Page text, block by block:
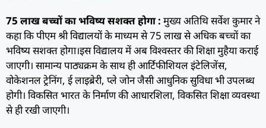
75 लाख बच्चों का भविष्य सशक्त होगा : मुख्य अतिथि सर्वेश कुमार ने
कहा कि पीएम श्री विद्यालयों के माध्यम से 75 लाख से अधिक बच्चों का
भविष्य सशक्त होगा।इस विद्यालय में अब विश्वस्तर की शिक्षा मुहैया कराई
जाएगी। सामान्य पाठ्यक्रम के साथ ही आर्टिफीशियल इंटेलिजेंस,
वोकेशनल ट्रेनिंग, ई लाइब्रेरी, प्ले जोन जैसी आधुनिक सुविधा भी उपलब्ध
होगी। विकसित भारत के निर्माण की आधारशिला, विकसित शिक्षा व्यवस्था
से ही रखी जाएगी।